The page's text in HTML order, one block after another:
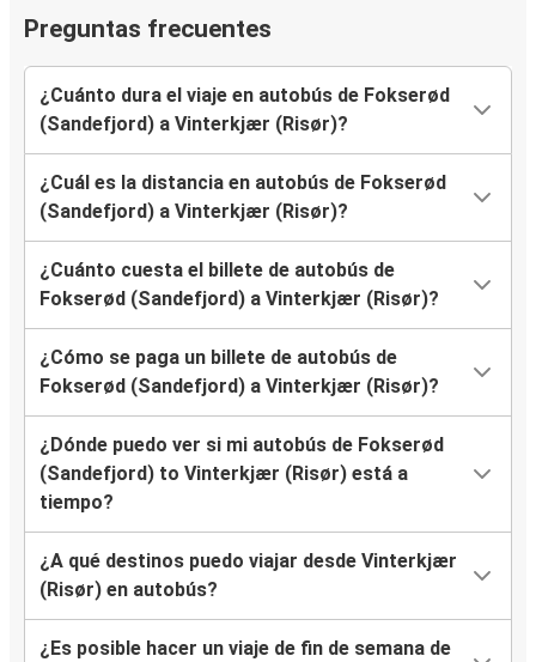
Preguntas frecuentes
¿Cuánto dura el viaje en autobús de Fokserød
(Sandefjord) a Vinterkjær (Risør)?
¿Cuál es la distancia en autobús de Fokserød
(Sandefjord) a Vinterkjær (Risør)?
¿Cuánto cuesta el billete de autobús de
Fokserød (Sandefjord) a Vinterkjær (Risør)?
¿Cómo se paga un billete de autobús de
Fokserød (Sandefjord) a Vinterkjær (Risør)?
¿Dónde puedo ver si mi autobús de Fokserød
(Sandefjord) to Vinterkjær (Risør) está a
tiempo?
¿A qué destinos puedo viajar desde Vinterkjær
(Risør) en autobús?
¿Es posible hacer un viaje de fin de semana de